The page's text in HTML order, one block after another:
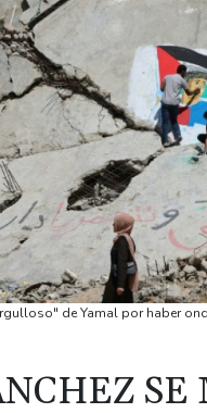
de Yamal por haber
SE